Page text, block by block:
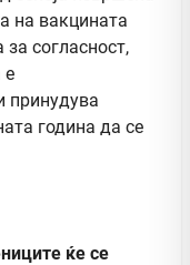
на вакцината
за согласност,
е
принудува
година да се
ќе се